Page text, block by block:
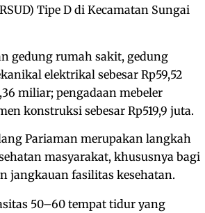
Tipe D di Kecamatan Sungai
gedung rumah sakit, gedung
elektrikal sebesar Rp59,52
miliar; pengadaan mebeler
konstruksi sebesar Rp519,9 juta.
Pariaman merupakan langkah
masyarakat, khususnya bagi
jangkauan fasilitas kesehatan.
50–60 tempat tidur yang